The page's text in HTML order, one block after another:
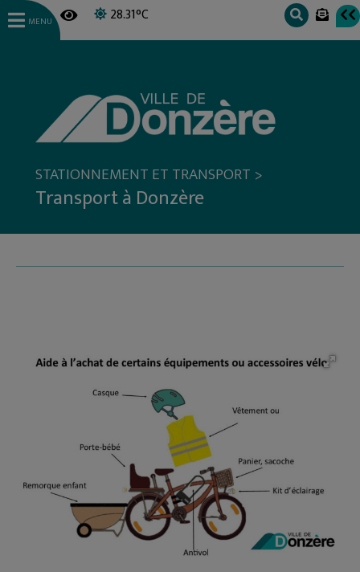
28.31°C
MENU
STATIONNEMENT ET TRANSPORT >
Transport à Donzère